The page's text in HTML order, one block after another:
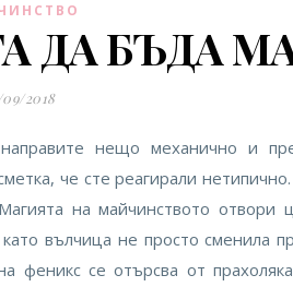
ДА БЪДА
09/2018
нещо механично и
че сте реагирали
на майчинството отвори
вълчица не просто сменила
феникс се отърсва от